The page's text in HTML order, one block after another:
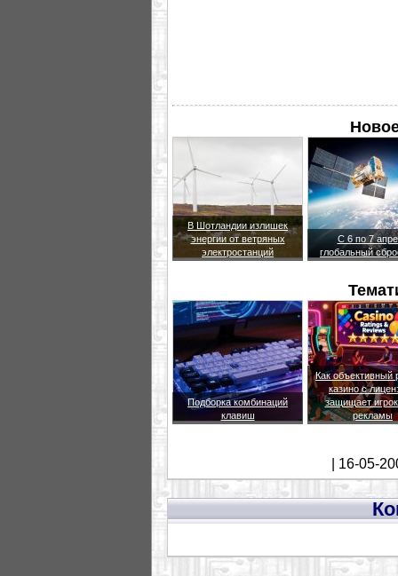
В Шотландии излишек
энергии от ветряных
электростанций
С 6 по 7
глобальный
Подборка комбинаций
клавиш
Как объективный
казино с
защищает
рекламы
| 16-05-